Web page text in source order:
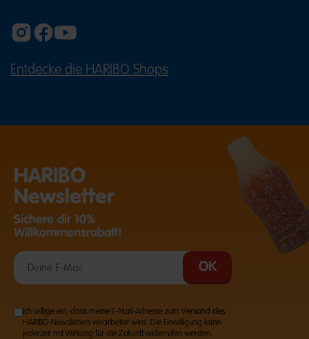
Entdecke die HARIBO Shops
HARIBO
Newsletter
Sichere dir 10%
Willkommensrabatt!
Ich willige ein, dass meine E-Mail-Adresse zum Versand des
HARIBO-Newsletters verarbeitet wird. Die Einwilligung kann
jederzeit mit Wirkung für die Zukunft widerrufen werden.